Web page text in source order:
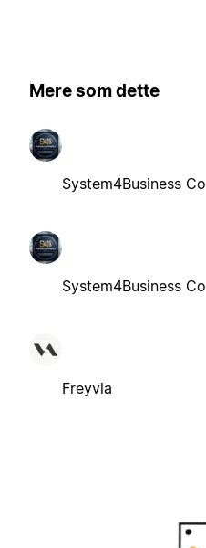
Mere som dette
System4Business Co
System4Business Co
Freyvia